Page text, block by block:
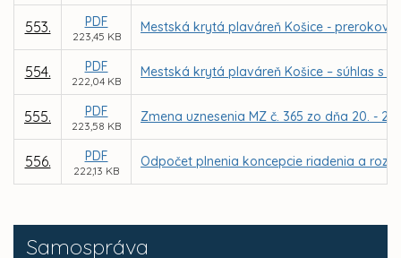
Samospráva
553. PDF
223,45 KB
Mestská krytá plaváreň Košice -
554. PDF
222,04 KB
Mestská krytá plaváreň Košice – súhlas s
555. PDF
223,58 KB
Zmena uznesenia MZ č. 365 zo dňa 20. -
556. PDF
222,13 KB
Odpočet plnenia koncepcie riadenia a